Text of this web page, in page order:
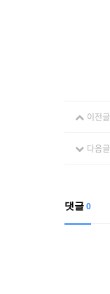
이전글
다음글
댓글 0